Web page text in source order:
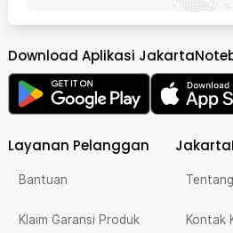
Download Aplikasi
Layanan Pelanggan
Bantuan
Klaim Garansi Produk Kontak